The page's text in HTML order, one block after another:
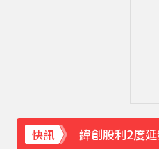
快訊 緯創股利2度